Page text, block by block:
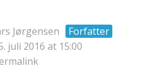
Jørgensen
Forfatter
juli 2016 at 15:00